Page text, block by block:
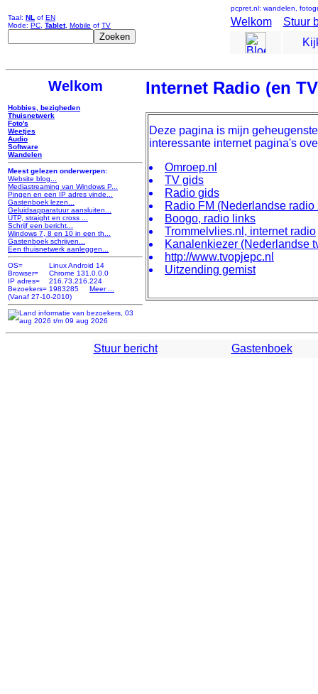
Taal: NL of EN
Mode: PC Tablet, Mobile of TV
pcpret.nl: wandelen,
Welkom
Stuur
Welkom
Hobbies, bezigheden
Thuisnetwerk
Foto's
Weetjes
Audio
Software
Wandelen
Meest gelezen onderwerpen:
Website blog...
Mediastreaming van Windows P...
Pingen en een IP adres vinde...
Gastenboek lezen...
Geluidsapparatuur aansluiten...
UTP, straight en cross ...
Schrijf een bericht...
Windows 7, 8 en 10 in een th...
Gastenboek schrijven...
Een thuisnetwerk aanleggen...
OS=
Linux Android 14
Browser=
Chrome 131.0.0.0
IP adres=
216.73.216.224
Bezoekers= 1983285 Meer ...
(Vanaf 27-10-2010)
Internet Radio (en
Deze pagina is mijn
interessante internet pagina's
Omroep.nl
TV gids
Radio gids
Radio FM (Nederlandse radio
Boogo, radio links
Trommelvlies.nl, internet radio
Kanalenkiezer (Nederlandse
http://www.tvopjepc.nl
Uitzending gemist
Stuur bericht Gastenboek